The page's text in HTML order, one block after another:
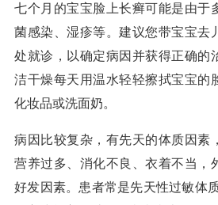
七个月的宝宝脸上长癣可能是由于
菌感染、湿疹等。建议您带宝宝去
处就诊，以确定病因并获得正确的
洁干燥每天用温水轻轻擦拭宝宝的
化妆品或洗面奶。
病因比较复杂，有先天的体质因素
营养过多、消化不良、衣着不当，
好发因素。患者常是先天性过敏体